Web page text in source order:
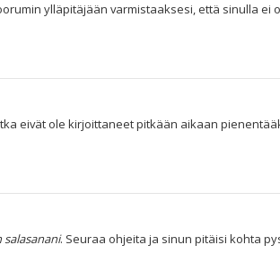
ylläpitäjään varmistaaksesi, että sinulla ei
eivät ole kirjoittaneet pitkään aikaan
. Seuraa ohjeita ja sinun pitäisi kohta